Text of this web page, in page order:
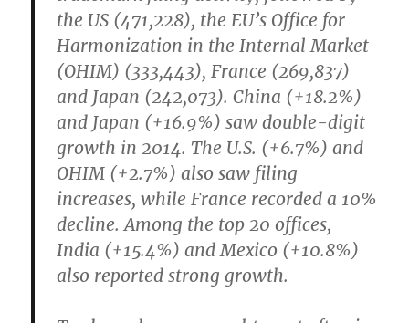
the US (471,228), the EU’s Office for
Harmonization in the Internal Market
(OHIM) (333,443), France (269,837)
and Japan (242,073). China (+18.2%)
and Japan (+16.9%) saw double-digit
growth in 2014. The U.S. (+6.7%) and
OHIM (+2.7%) also saw filing
increases, while France recorded a 10%
decline. Among the top 20 offices,
India (+15.4%) and Mexico (+10.8%)
also reported strong growth.